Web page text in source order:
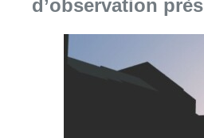
Consulter
Chaleur : 95% des